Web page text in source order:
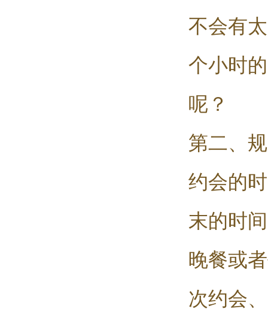
不会有
个小时
呢？
第二、
约会的
末的时
晚餐或
次约会